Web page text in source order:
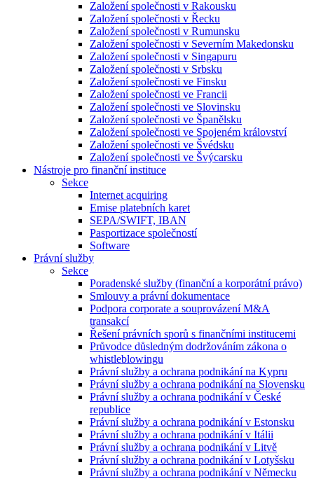
Založení společnosti v Rakousku
Založení společnosti v Řecku
Založení společnosti v Rumunsku
Založení společnosti v Severním Makedonsku
Založení společnosti v Singapuru
Založení společnosti v Srbsku
Založení společnosti ve Finsku
Založení společnosti ve Francii
Založení společnosti ve Slovinsku
Založení společnosti ve Španělsku
Založení společnosti ve Spojeném království
Založení společnosti ve Švédsku
Založení společnosti ve Švýcarsku
Nástroje pro finanční instituce
Sekce
Internet acquiring
Emise platebních karet
SEPA/SWIFT, IBAN
Pasportizace společností
Software
Právní služby
Sekce
Poradenské služby (finanční a korporátní právo)
Smlouvy a právní dokumentace
Podpora corporate a souprovázení M&A
transakcí
Řešení právních sporů s finančními institucemi
Průvodce důsledným dodržováním zákona o
whistleblowingu
Právní služby a ochrana podnikání na Kypru
Právní služby a ochrana podnikání na Slovensku
Právní služby a ochrana podnikání v České
republice
Právní služby a ochrana podnikání v Estonsku
Právní služby a ochrana podnikání v Itálii
Právní služby a ochrana podnikání v Litvě
Právní služby a ochrana podnikání v Lotyšsku
Právní služby a ochrana podnikání v Německu